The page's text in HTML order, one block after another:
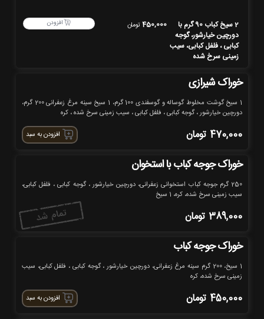
2 سیخ کباب 90 گرم با
دورچین خیارشور، گوجه
کبابی ، فلفل کبابی، سیب
زمینی سرخ شده
450,000تومان افزودن
خوراک شیرازی
1 سیخ گوشت مخلوط گوساله و گوسفندی 100 گرم، 1 سیخ سینه مرغ زعفرانی 200 گرم،
دورچین خیارشور ، گوجه کبابی ، فلفل کبابی ، سیب زمینی سرخ شده ، کره
470,000 تومان افزودن به سبد
خوراک جوجه کباب با استخوان
250 گرم جوجه کباب استخوانی زعفرانی، دورچین خیارشور ، گوجه کبابی ، فلفل کبابی،
سیب زمینی سرخ شده، کره، 1 سیخ
389,000 تومان
خوراک جوجه کباب
1 سیخ، 200 گرم سینه مرغ زعفرانی، دورچین خیارشور ، گوجه کبابی ، فلفل کبابی، سیب
زمینی سرخ شده، کره
450,000 تومان افزودن به سبد